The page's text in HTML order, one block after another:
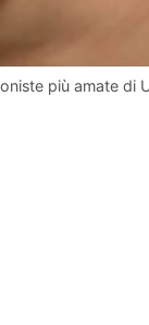
più amate di